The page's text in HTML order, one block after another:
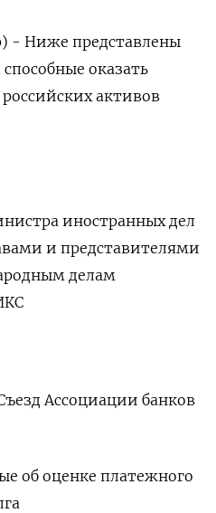
- Ниже представлены
оказать
активов
иностранных дел
и представителями
делам
Ассоциации банков
об оценке платежного